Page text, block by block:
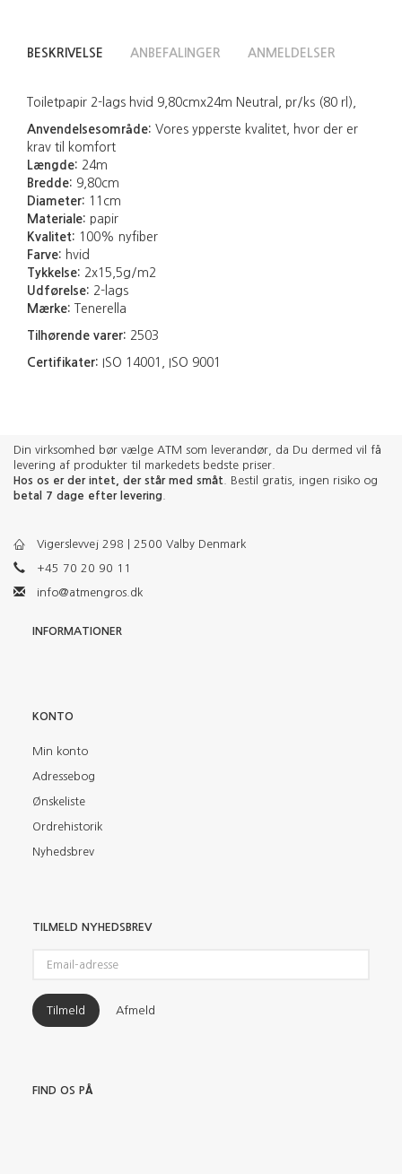
BESKRIVELSE ANBEFALINGER ANMELDELSER
Toiletpapir 2-lags hvid 9,80cmx24m Neutral, pr/ks (80 rl),
Anvendelsesområde: Vores ypperste kvalitet, hvor der er
krav til komfort
Længde: 24m
Bredde: 9,80cm
Diameter: 11cm
Materiale: papir
Kvalitet: 100% nyfiber
Farve: hvid
Tykkelse: 2x15,5g/m2
Udførelse: 2-lags
Mærke: Tenerella
Tilhørende varer: 2503
Certifikater: ISO 14001, ISO 9001
Din virksomhed bør vælge ATM som leverandør, da Du dermed vil få
levering af produkter til markedets bedste priser.
Hos os er der intet, der står med småt . Bestil gratis, ingen risiko og
betal 7 dage efter levering
Vigerslevvej 298 | 2500 Valby Denmark
+45 70 20 90 11
info@atmengros.dk
INFORMATIONER
KONTO
Min konto
Adressebog
Ønskeliste
Ordrehistorik
Nyhedsbrev
TILMELD NYHEDSBREV
adresse
Tilmeld Afmeld
FIND OS PÅ